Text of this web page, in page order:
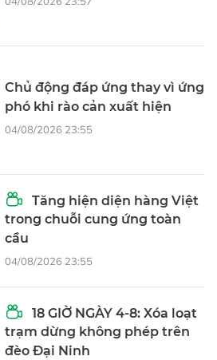
Chủ động đáp ứng thay vì ứng
phó khi rào cản xuất hiện
04/08/2026 23:55
Tăng hiện diện hàng Việt
trong chuỗi cung ứng toàn
cầu
04/08/2026 23:55
18 GIỜ NGÀY 4-8: Xóa loạt
trạm dừng không phép trên
đèo Đại Ninh